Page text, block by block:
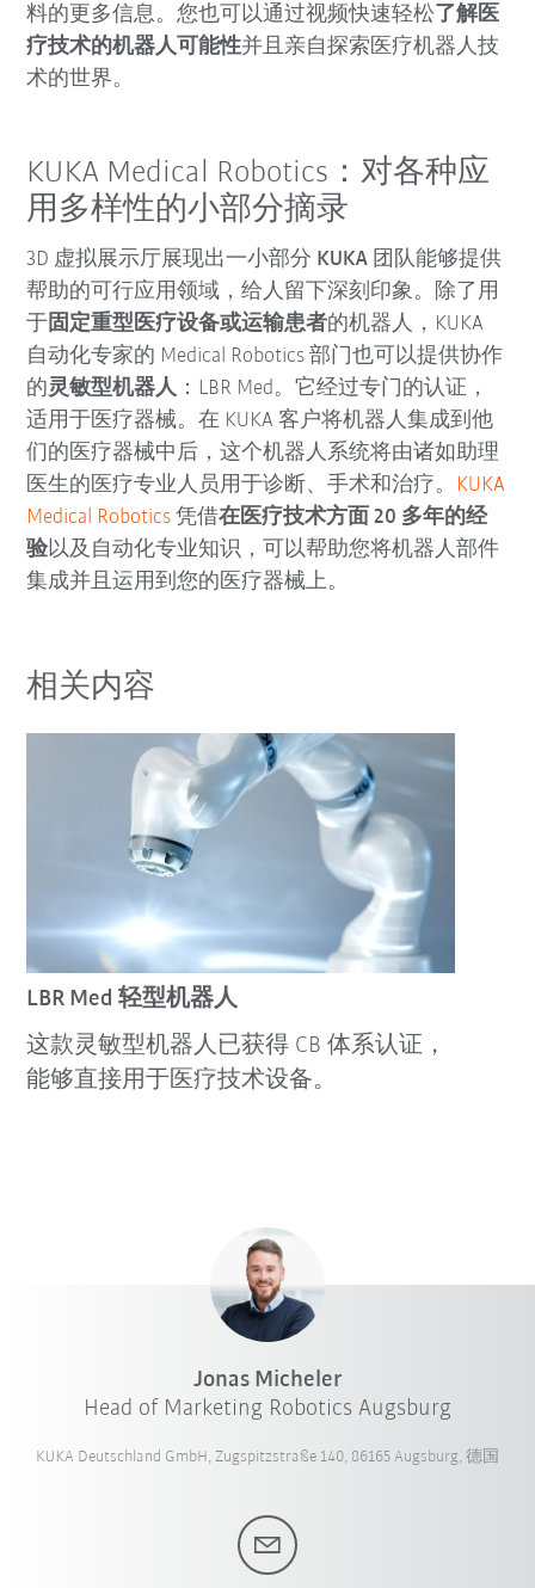
料的更多信息。您也可以通过视频快速轻松 了解医
疗技术的机器人可能性并且亲自探索医疗机器人技
术的世界。
KUKA Medical Robotics：对各种应
用多样性的小部分摘录
3D 虚拟展示厅展现出一小部分 KUKA 团队能够提供
帮助的可行应用领域，给人留下深刻印象。除了用
于固定重型医疗设备或运输患者的机器人，KUKA
自动化专家的 Medical Robotics 部门也可以提供协作
的灵敏型机器人：LBR Med。它经过专门的认证，
适用于医疗器械。在 KUKA 客户将机器人集成到他
们的医疗器械中后，这个机器人系统将由诸如助理
医生的医疗专业人员用于诊断、手术和治疗。 KUKA
Medical Robotics 凭借在医疗技术方面 20 多年的经
验以及自动化专业知识，可以帮助您将机器人部件
集成并且运用到您的医疗器械上。
相关内容
LBR Med 轻型机器人
这款灵敏型机器人已获得 CB 体系认证，
能够直接用于医疗技术设备。
Jonas Micheler
Head of Marketing Robotics Augsburg
KUKA Deutschland GmbH, Zugspitzstraße 140, 86165 Augsburg, 德国